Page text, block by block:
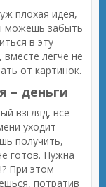
плохая идея,
можешь забыть
в эту
вместе легче не
от картинок.
– деньги
взгляд, все
уходит
получить,
готов. Нужна
При этом
потратив